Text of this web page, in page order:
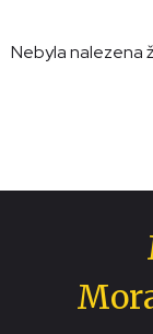
Nebyla nalezena